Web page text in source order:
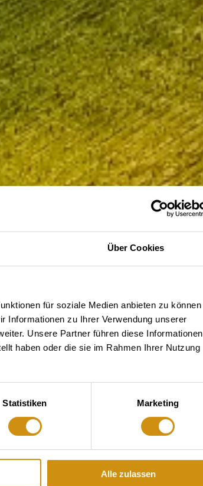
Über Cookies
für soziale Medien anbieten zu können
Informationen zu Ihrer Verwendung unserer
Unsere Partner führen diese Informationen
haben oder die sie im Rahmen Ihrer Nutzung
Statistiken Marketing
Alle zulassen